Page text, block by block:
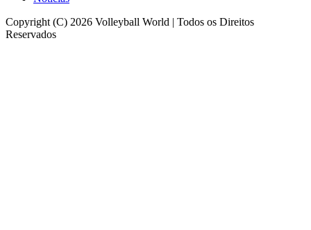
Copyright (C) 2026 Volleyball World | Todos os Direitos
Reservados